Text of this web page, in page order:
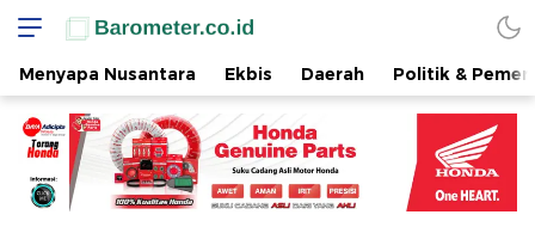
Menyapa Nusantara Ekbis Daerah Politik &